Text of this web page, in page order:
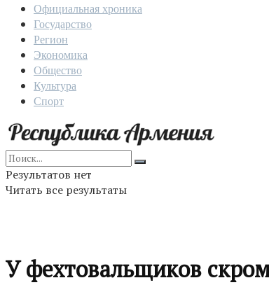
Официальная хроника
Государство
Регион
Экономика
Общество
Культура
Спорт
Результатов нет
Читать все результаты
У фехтовальщиков